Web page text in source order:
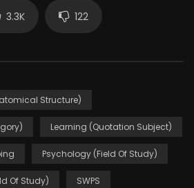
show/5cGf88vSco2hKNnHByTSll
us/podcast/strefa-
soundcloud.com/swpspl
3.3K 122
Structure)
Learning (Quotation Subject)
Psychology (Field Of Study)
Of Study) SWPS